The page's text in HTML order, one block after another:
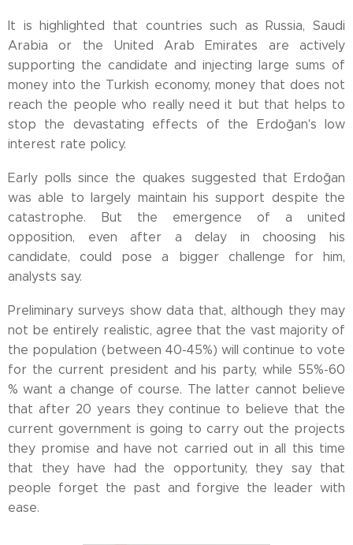
It is highlighted that countries such as Russia, Saudi
Arabia or the United Arab Emirates are actively
supporting the candidate and injecting large sums of
money into the Turkish economy, money that does not
reach the people who really need it but that helps to
stop the devastating effects of the Erdoğan's low
interest rate policy.
Early polls since the quakes suggested that Erdoğan
was able to largely maintain his support despite the
catastrophe. But the emergence of a united
opposition, even after a delay in choosing his
candidate, could pose a bigger challenge for him,
analysts say.
Preliminary surveys show data that, although they may
not be entirely realistic, agree that the vast majority of
the population (between 40-45%) will continue to vote
for the current president and his party, while 55%-60
% want a change of course. The latter cannot believe
that after 20 years they continue to believe that the
current government is going to carry out the projects
they promise and have not carried out in all this time
that they have had the opportunity, they say that
people forget the past and forgive the leader with
ease.